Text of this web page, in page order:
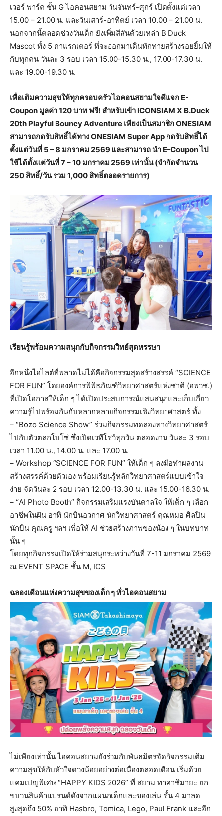
เวอร์ พาร์ค ชั้น G ไอคอนสยาม วันจันทร์-ศุกร์ เปิดตั้งแต่เวลา
15.00 – 21.00 น. และวันเสาร์-อาทิตย์ เวลา 10.00 – 21.00 น.
นอกจากนี้ตลอดช่วงวันเด็ก ยังเพิ่มสีสันด้วยเหล่า B.Duck
Mascot ทั้ง 5 คาแรกเตอร์ ที่จะออกมาเดินทักทายสร้างรอยยิ้มให้
กับทุกคน วันละ 3 รอบ เวลา 15.00-15.30 น., 17.00-17.30 น.
และ 19.00-19.30 น.
เพื่อเติมความสุขให้ทุกครอบครัว ไอคอนสยามใจดีแจก E-
Coupon มูลค่า 120 บาท ฟรี! สำหรับเข้า ICONSIAM X B.Duck
20th Playful Bouncy Adventure เพียงเป็นสมาชิก ONESIAM
สามารถกดรับสิทธิ์ได้ทาง ONESIAM Super App กดรับสิทธิ์ได้
ตั้งแต่วันที่ 5 – 8 มกราคม 2569 และสามารถ นำ E-Coupon ไป
ใช้ได้ตั้งแต่วันที่ 7 – 10 มกราคม 2569 เท่านั้น (จำกัดจำนวน
250 สิทธิ์/วัน รวม 1,000 สิทธิ์ตลอดรายการ)
เรียนรู้พร้อมความสนุกกับกิจกรรมวิทย์สุดหรรษา
อีกหนึ่งไฮไลต์ที่พลาดไม่ได้คือกิจกรรมสุดสร้างสรรค์ “SCIENCE
FOR FUN” โดยองค์การพิพิธภัณฑ์วิทยาศาสตร์แห่งชาติ (อพวช.)
ที่เปิดโอกาสให้เด็ก ๆ ได้เปิดประสบการณ์แสนสนุกและเก็บเกี่ยว
ความรู้ไปพร้อมกันกับหลากหลายกิจกรรมเชิงวิทยาศาสตร์ ทั้ง
– “Bozo Science Show” ร่วมกิจกรรมทดลองทางวิทยาศาสตร์
ไปกับตัวตลกโบโซ่ ซึ่งเปิดเวทีโชว์ทุกวัน ตลอดงาน วันละ 3 รอบ
เวลา 11.00 น., 14.00 น. และ 17.00 น.
– Workshop “SCIENCE FOR FUN” ให้เด็ก ๆ ลงมือทำผลงาน
สร้างสรรค์ด้วยตัวเอง พร้อมเรียนรู้หลักวิทยาศาสตร์แบบเข้าใจ
ง่าย จัดวันละ 2 รอบ เวลา 12.00-13.30 น. และ 15.00-16.30 น.
– “AI Photo Booth” กิจกรรมเสริมแรงบันดาลใจ ให้เด็ก ๆ เลือก
อาชีพในฝัน อาทิ นักบินอวกาศ นักวิทยาศาสตร์ คุณหมอ ศิลปิน
นักบิน คุณครู ฯลฯ เพื่อให้ AI ช่วยสร้างภาพของน้อง ๆ ในบทบาท
นั้น ๆ
โดยทุกกิจกรรมเปิดให้ร่วมสนุกระหว่างวันที่ 7-11 มกราคม 2569
ณ EVENT SPACE ชั้น M, ICS
ฉลองเดือนแห่งความสุขของเด็ก ๆ ทั่วไอคอนสยาม
ไม่เพียงเท่านั้น ไอคอนสยามยังร่วมกับพันธมิตรจัดกิจกรรมเติม
ความสุขให้กับหัวใจดวงน้อยอย่างต่อเนื่องตลอดเดือน เริ่มด้วย
แคมเปญพิเศษ “HAPPY KIDS 2026” ที่ สยาม ทาคาชิมายะ ยก
ขบวนสินค้าแบรนด์ดังจากแผนกเด็กและของเล่น ชั้น 4 มาลด
สูงสุดถึง 50% อาทิ Hasbro, Tomica, Lego, Paul Frank และอีก